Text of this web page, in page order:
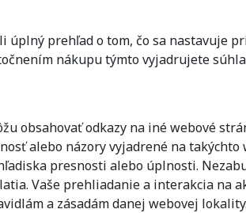
prehľad o tom, čo sa nastavuje
nákupu týmto vyjadrujete
obsahovať odkazy na iné webové
alebo názory vyjadrené na
presnosti alebo úplnosti.
Vaše prehliadanie a interakcia na
a zásadám danej webovej